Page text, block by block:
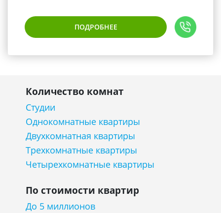
ПОДРОБНЕЕ
Количество комнат
Студии
Однокомнатные квартиры
Двухкомнатная квартиры
Трехкомнатные квартиры
Четырехкомнатные квартиры
По стоимости квартир
До 5 миллионов